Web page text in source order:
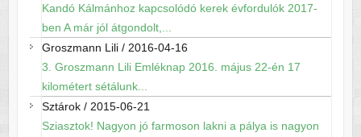
Kandó Kálmánhoz kapcsolódó kerek évfordulók 2017-
ben A már jól átgondolt,...
Groszmann Lili/ 2016-04-16
3. Groszmann Lili Emléknap 2016. május 22-én 17
kilométert sétálunk...
Sztárok/ 2015-06-21
Sziasztok! Nagyon jó farmoson lakni a pálya is nagyon